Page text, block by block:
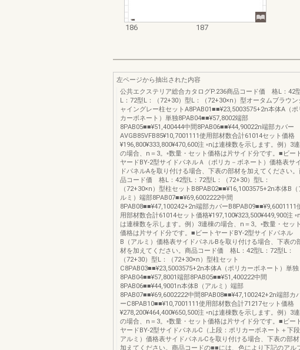
186 187
左ページから抽出された内容
公共エクステリア総合カタログP.236商品コード価 格L：42
L：72型L：（72+30）型L：（72+30×n）型オータムブラウン
ャイングレー柱セットA8PAB01■■¥23,5003575+2n本体A（ポ
カーボネート）単独8PAB04■■¥57,8002端部
8PAB05■■¥51,400444中間8PAB06■■¥44,90022n端部カバー
AVGB85VFB85¥10,7001111使用部材数合計61014セット価格
¥196,800¥333,800¥470,600注 ◦nは連棟数を示します。例）3
の場合、n＝3。◦数量・セット価格は片サイド分です。■ビート
ヤードBY-2型サイドパネルＡ（ポリカ－ボネート）価格表サイ
ドパネルAを取り付ける場合、下表の部材を加えてください
品コード価 格L：42型L：72型L：（72+30）型L：
（72+30×n）型柱セットB8PAB02■■¥16,1003575+2n本体B（
ルミ）端部8PAB07■■¥69,6002222中間
8PAB08■■¥47,100242+2n端部カバーB8PAB09■■¥9,6001111
用部材数合計61014セット価格¥197,100¥323,500¥449,900注 ◦n
は連棟数を示します。例）3連棟の場合、n＝3。◦数量・セット
価格は片サイド分です。■ビートヤードBY-2型サイドパネル
B（アルミ）価格表サイドパネルBを取り付ける場合、下表の
材を加えてください。商品コード価 格L：42型L：72型L：
（72+30）型L：（72+30×n）型柱セット
C8PAB03■■¥23,5003575+2n本体A（ポリカーボネート）単独
8PAB04■■¥57,8001端部8PAB05■■¥51,400222中間
8PAB06■■¥44,9001n本体B（アルミ）端部
8PAB07■■¥69,6002222中間8PAB08■■¥47,100242+2n端部カ
ーC8PAB10■■¥10,7001111使用部材数合計71217セット価格
¥278,200¥464,400¥650,500注 ◦nは連棟数を示します。例）3
の場合、n＝3。◦数量・セット価格は片サイド分です。■ビート
ヤードBY-2型サイドパネルC（上段：ポリカーボネート＋下段
アルミ）価格表サイドパネルCを取り付ける場合、下表の部材
加えてください。商品コードの■■には、色により下記のアル